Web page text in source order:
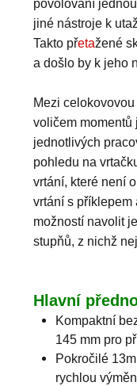
povolování
jiné nástroje k
Takto přetažené
a došlo by k jeho
Mezi
voličem
jednotlivých
pohledu na
vrtání, které není
vrtání s příklepem
možností navolit
stupňů, z nichž
Hlavní
Kompaktní
145 mm pro
Pokročilé
rychlou